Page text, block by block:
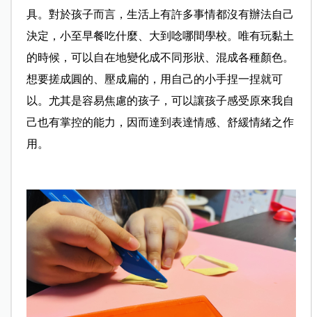
具。對於孩子而言，生活上有許多事情都沒有辦法自己
決定，小至早餐吃什麼、大到唸哪間學校。唯有玩黏土
的時候，可以自在地變化成不同形狀、混成各種顏色。
想要搓成圓的、壓成扁的，用自己的小手捏一捏就可
以。尤其是容易焦慮的孩子，可以讓孩子感受原來我自
己也有掌控的能力，因而達到表達情感、舒緩情緒之作
用。